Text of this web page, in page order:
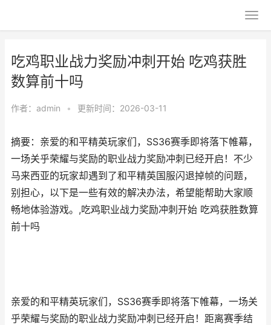
吃鸡职业战力奖励冲刺开始 吃鸡获胜
数算前十吗
作者： admin • 更新时间：2026-03-11
摘要：亲爱的和平精英玩家们，SS36赛季即将落下帷幕，
一场关乎荣耀与奖励的职业战力奖励冲刺已经开启！不少
马来西亚的玩家却遇到了和平精英国服闪退掉帧的问题，
别担心，以下是一些有效的解决办法，希望能帮助大家顺
畅地体验游戏。,吃鸡职业战力奖励冲刺开始 吃鸡获胜数算
前十吗
亲爱的和平精英玩家们，SS36赛季即将落下帷幕，一场关
乎荣耀与奖励的职业战力奖励冲刺已经开启！距离赛季结